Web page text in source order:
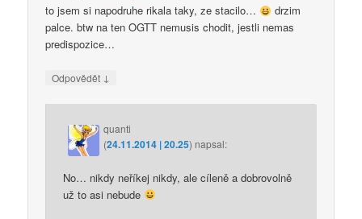
to jsem si napodruhe rikala taky, ze stacilo…
drzim
palce. btw na ten OGTT nemusis chodit, jestli nemas
predispozice…
Odpovědět ↓
quanti
(24.11.2014 | 20.25) napsal:
No… nikdy neříkej nikdy, ale cíleně a dobrovolně
už to asi nebude